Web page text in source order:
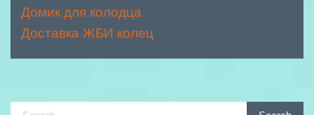
Домик для колодца
Доставка ЖБИ колец